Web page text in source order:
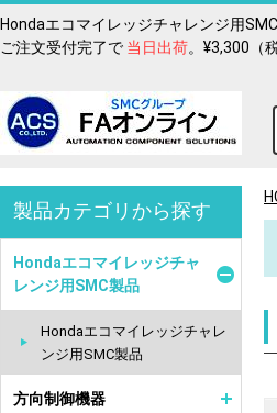
Hondaエコマイレッジチャレンジ用
ご注文受付完了で 当日出荷。¥3,300（
製品カテゴリから探す
Hondaエコマイレッジチャ
レンジ用SMC製品
Hondaエコマイレッジチャレ
ンジ用SMC製品
方向制御機器